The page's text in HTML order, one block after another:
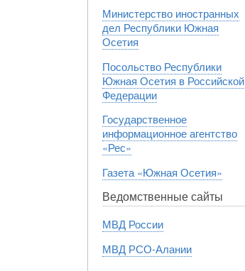
Министерство иностранных
дел Республики Южная
Осетия
Посольство Республики
Южная Осетия в Российской
Федерации
Государственное
информационное агентство
«Рес»
Газета «Южная Осетия»
Ведомственные сайты
МВД России
МВД РСО-Алании